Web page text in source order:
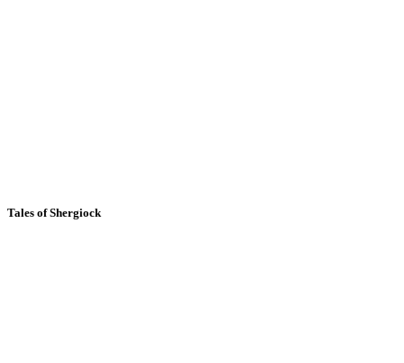
Tales of Shergiock